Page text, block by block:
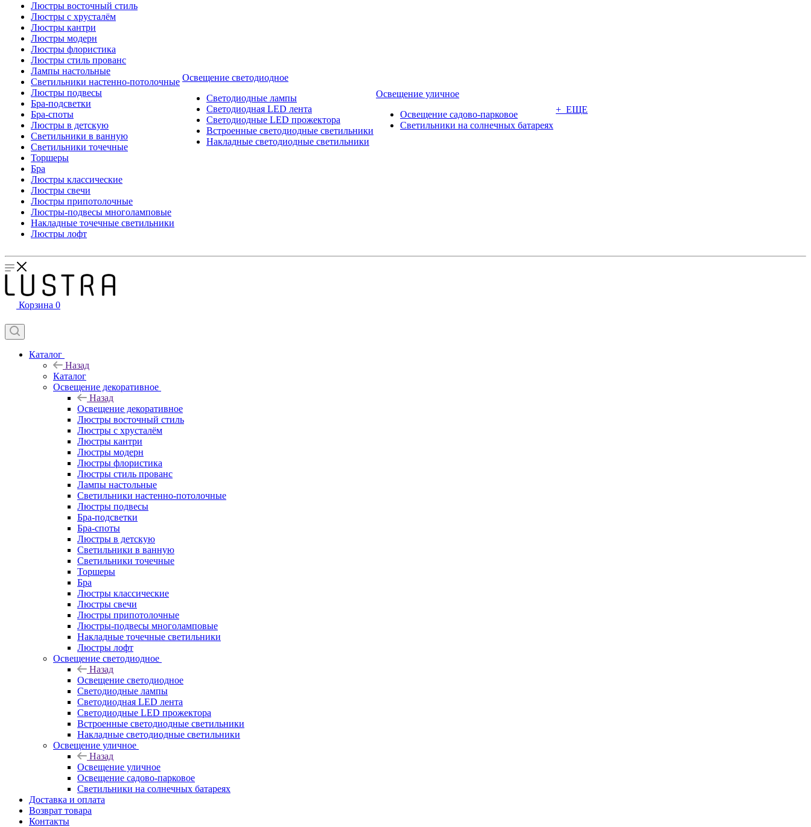
Люстры восточный стиль
Люстры с хрусталём
Люстры кантри
Люстры модерн
Люстры флористика
Люстры стиль прованс
Лампы настольные
Светильники настенно-потолочные
Люстры подвесы
Бра-подсветки
Бра-споты
Люстры в детскую
Светильники в ванную
Светильники точечные
Торшеры
Бра
Люстры классические
Люстры свечи
Люстры припотолочные
Люстры-подвесы многоламповые
Накладные точечные светильники
Люстры лофт
Освещение светодиодное
Светодиодные лампы
Светодиодная LED лента
Светодиодные LED прожектора
Встроенные светодиодные светильники
Накладные светодиодные светильники
Освещение уличное
Освещение садово-парковое
Светильники на солнечных батареях
+ ЕЩЕ
Корзина 0
Каталог
Назад
Каталог
Освещение декоративное
Назад
Освещение декоративное
Люстры восточный стиль
Люстры с хрусталём
Люстры кантри
Люстры модерн
Люстры флористика
Люстры стиль прованс
Лампы настольные
Светильники настенно-потолочные
Люстры подвесы
Бра-подсветки
Бра-споты
Люстры в детскую
Светильники в ванную
Светильники точечные
Торшеры
Бра
Люстры классические
Люстры свечи
Люстры припотолочные
Люстры-подвесы многоламповые
Накладные точечные светильники
Люстры лофт
Освещение светодиодное
Назад
Освещение светодиодное
Светодиодные лампы
Светодиодная LED лента
Светодиодные LED прожектора
Встроенные светодиодные светильники
Накладные светодиодные светильники
Освещение уличное
Назад
Освещение уличное
Освещение садово-парковое
Светильники на солнечных батареях
Доставка и оплата
Возврат товара
Контакты